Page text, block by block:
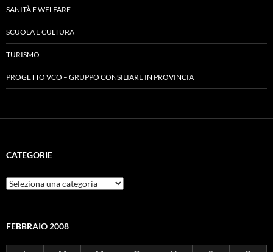
SANITÀ E WELFARE
SCUOLA E CULTURA
TURISMO
PROGETTO VCO – GRUPPO CONSILIARE IN PROVINCIA
CATEGORIE
Categorie
FEBBRAIO 2008